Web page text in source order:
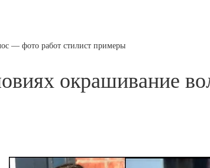
— фото работ стилист примеры
окрашивание